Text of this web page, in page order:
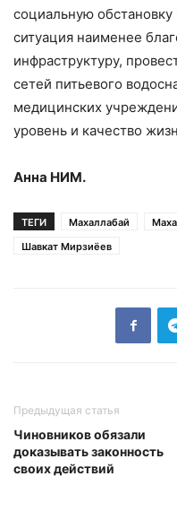
социальную обстановку
ситуация наименее
инфраструктуру,
сетей питьевого
медицинских
уровень и качество
Анна НИМ.
ТЕГИ Махаллабай
Шавкат Мирзиёев
Предыдущая статья
Чиновников обязали
доказывать законность
своих действий